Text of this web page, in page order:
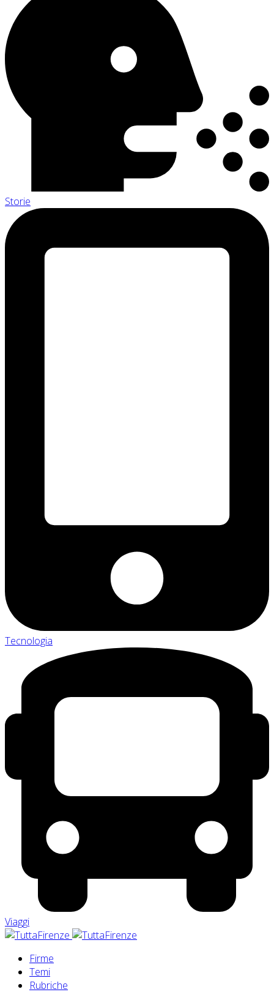
Storie
Tecnologia
Viaggi
Firme
Temi
Rubriche